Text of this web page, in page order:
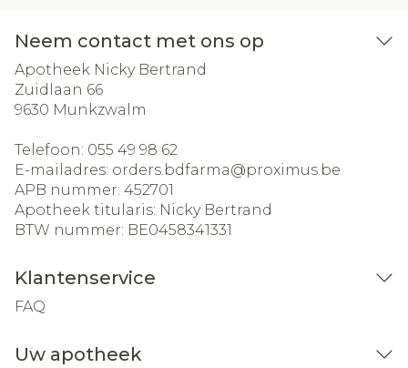
Neem contact met ons op
Apotheek Nicky Bertrand
Zuidlaan 66
9630 Munkzwalm
Telefoon: 055 49 98 62
E-mailadres: orders.bdfarma@proximus.be
APB nummer: 452701
Apotheek titularis: Nicky Bertrand
BTW nummer: BE0458341331
Klantenservice
FAQ
Uw apotheek